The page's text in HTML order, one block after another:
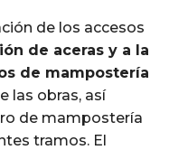
de los accesos
de aceras y a la
de mampostería
las obras, así
de mampostería
tramos. El